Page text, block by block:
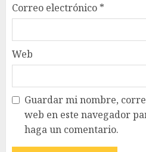
Correo electrónico *
Web
Guardar mi nombre,
web en este navegador
haga un comentario.